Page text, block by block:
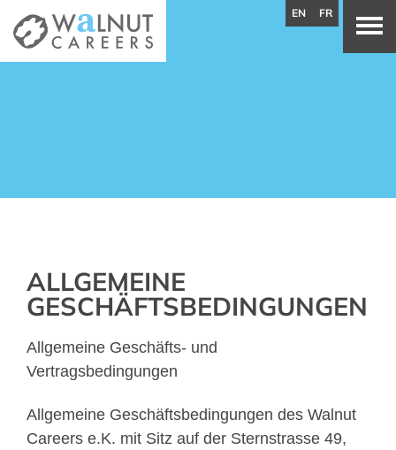
ALLGEMEINE
GESCHÄFTSBEDINGUNGEN
Allgemeine Geschäfts- und
Vertragsbedingungen
Allgemeine Geschäftsbedingungen des Walnut
Careers e.K. mit Sitz auf der Sternstrasse 49,
EN FR